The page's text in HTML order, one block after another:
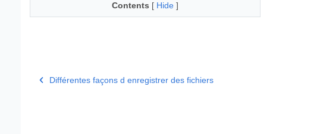
Contents [ Hide ]
Différentes façons d enregistrer des fichiers